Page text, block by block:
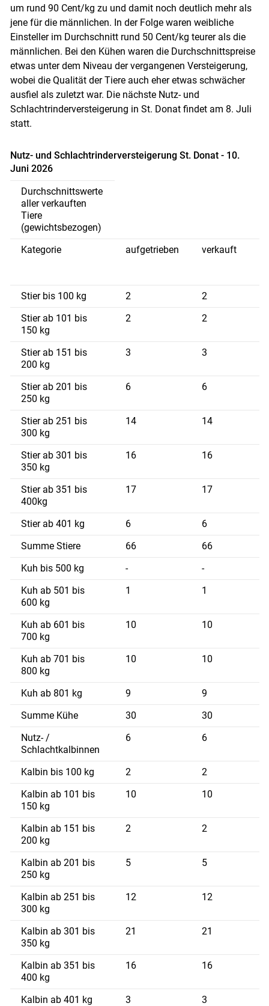
um rund 90 Cent/kg zu und damit noch deutlich mehr als
jene für die männlichen. In der Folge waren weibliche
Einsteller im Durchschnitt rund 50 Cent/kg teurer als die
männlichen. Bei den Kühen waren die Durchschnittspreise
etwas unter dem Niveau der vergangenen Versteigerung,
wobei die Qualität der Tiere auch eher etwas schwächer
ausfiel als zuletzt war. Die nächste Nutz- und
Schlachtrinderversteigerung in St. Donat findet am 8. Juli
statt.
Nutz- und Schlachtrinderversteigerung St. Donat - 10.
Juni 2026
Durchschnittswerte
aller verkauften
Tiere
(gewichtsbezogen)
Kategorie
aufgetrieben verkauft
Stier bis 100 kg 2 2
Stier ab 101 bis
150 kg
2 2
Stier ab 151 bis
200 kg
3 3
Stier ab 201 bis
250 kg
6 6
Stier ab 251 bis
300 kg
14 14
Stier ab 301 bis
350 kg
16 16
Stier ab 351 bis
400kg
17 17
Stier ab 401 kg 6 6
Summe Stiere
66 66
Kuh bis 500 kg
- -
Kuh ab 501 bis
600 kg
1 1
Kuh ab 601 bis
700 kg
10 10
Kuh ab 701 bis
800 kg
10 10
Kuh ab 801 kg 9 9
Summe Kühe
30 30
Nutz- /
Schlachtkalbinnen
6 6
Kalbin bis 100 kg 2 2
Kalbin ab 101 bis
150 kg
10 10
Kalbin ab 151 bis
200 kg
2 2
Kalbin ab 201 bis
250 kg
5 5
Kalbin ab 251 bis
300 kg
12 12
Kalbin ab 301 bis
350 kg
21 21
Kalbin ab 351 bis
400 kg
16 16
Kalbin ab 401 kg 3 3